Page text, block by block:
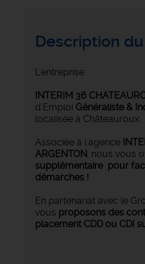
Description
L'entreprise
INTERIM 36
d'Emploi Généraliste &
localisée à Châteauroux.
Associée à l'agence
ARGENTON, nous vous
supplémentaire pour
démarches !
En partenariat avec le
vous proposons des
placement CDD ou CDI